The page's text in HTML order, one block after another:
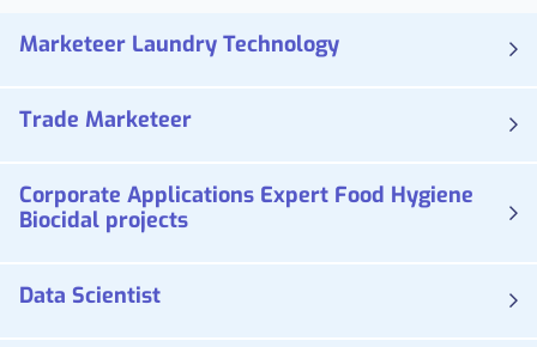
Marketeer Laundry Technology
Trade Marketeer
Corporate Applications Expert Food Hygiene
Biocidal projects
Data Scientist